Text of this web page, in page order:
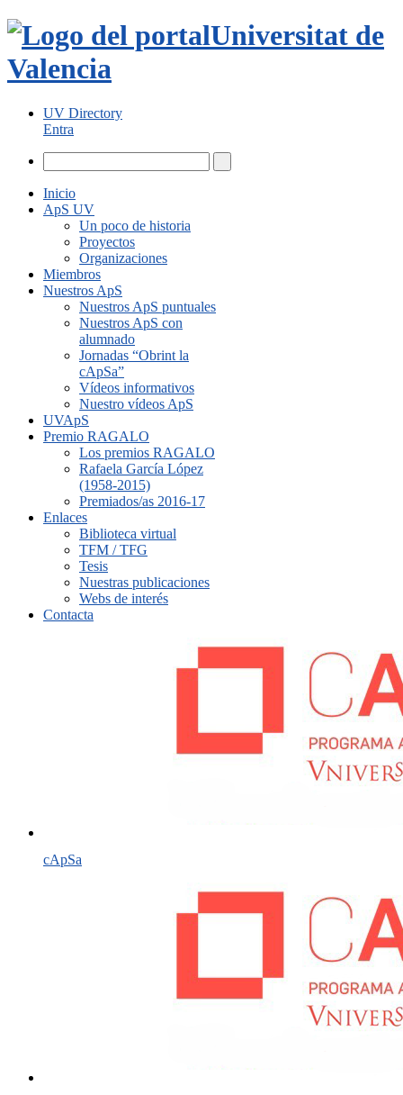
Universitat de
Valencia
UV Directory
Entra
Inicio
ApS UV
Un poco de historia
Proyectos
Organizaciones
Miembros
Nuestros ApS
Nuestros ApS puntuales
Nuestros ApS con
alumnado
Jornadas “Obrint la
cApSa”
Vídeos informativos
Nuestro vídeos ApS
UVApS
Premio RAGALO
Los premios RAGALO
Rafaela García López
(1958-2015)
Premiados/as 2016-17
Enlaces
Biblioteca virtual
TFM / TFG
Tesis
Nuestras publicaciones
Webs de interés
Contacta
cApSa